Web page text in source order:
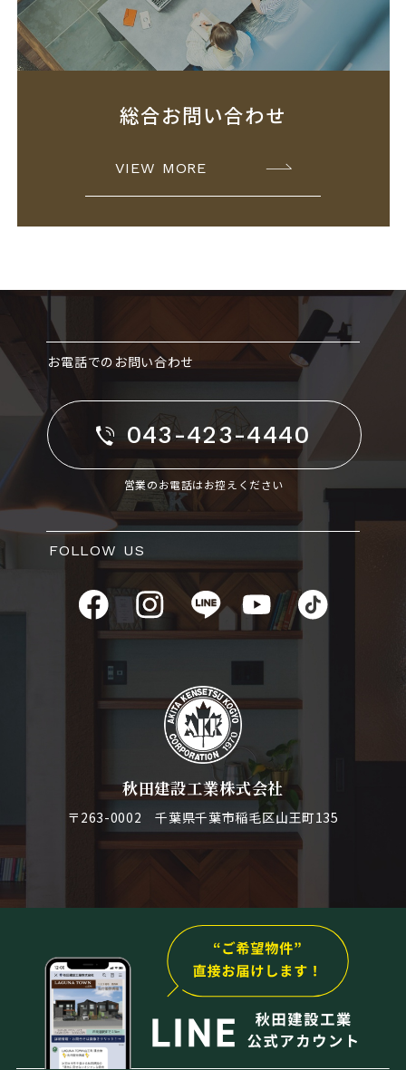
総合お問い合わせ
VIEW MORE
お電話でのお問い合わせ
043-423-4440
営業のお電話はお控えください
FOLLOW US
秋田建設工業株式会社
〒263-0002 千葉県千葉市稲毛区山王町135